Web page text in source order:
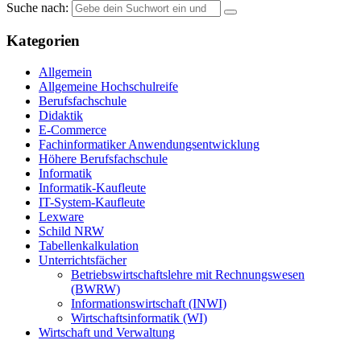
Suche nach:
Kategorien
Allgemein
Allgemeine Hochschulreife
Berufsfachschule
Didaktik
E-Commerce
Fachinformatiker Anwendungsentwicklung
Höhere Berufsfachschule
Informatik
Informatik-Kaufleute
IT-System-Kaufleute
Lexware
Schild NRW
Tabellenkalkulation
Unterrichtsfächer
Betriebswirtschaftslehre mit Rechnungswesen
(BWRW)
Informationswirtschaft (INWI)
Wirtschaftsinformatik (WI)
Wirtschaft und Verwaltung